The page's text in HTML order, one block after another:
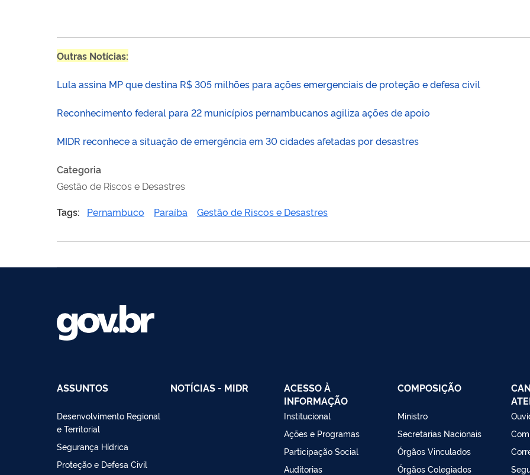
Outras Notícias:
Lula assina MP que destina R$ 305 milhões para ações emergenciais de proteção e defesa civil
Reconhecimento federal para 22 municípios pernambucanos agiliza ações de apoio
MIDR reconhece a situação de emergência em 30 cidades afetadas por desastres
Categoria
Gestão de Riscos e Desastres
Tags:
Pernambuco Paraíba Gestão de Riscos e Desastres
ASSUNTOS
Desenvolvimento Regional
e Territorial
Segurança Hídrica
Proteção e Defesa Civil
NOTÍCIAS - MIDR
ACESSO À
INFORMAÇÃO
Institucional
Ações e Programas
Participação Social
Auditorias
COMPOSIÇÃO
Ministro
Secretarias Nacionais
Órgãos Vinculados
Órgãos Colegiados